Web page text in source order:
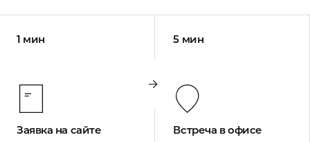
1 мин
Заявка на сайте
5 мин
Встреча в офисе